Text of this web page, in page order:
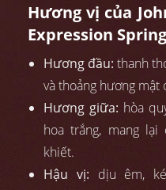
Hương vị của
Expression
Hương đầu: thanh
và thoảng hương mật
Hương giữa: hòa
hoa trắng, mang
khiết.
Hậu vị: dịu êm,